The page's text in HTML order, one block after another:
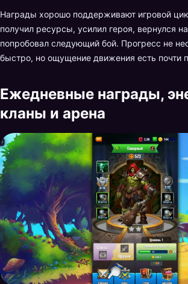
Награды хорошо поддерживают игровой
получил ресурсы, усилил героя, вернулся
попробовал следующий бой. Прогресс не
быстро, но ощущение движения есть почти
Ежедневные награды,
кланы и арена